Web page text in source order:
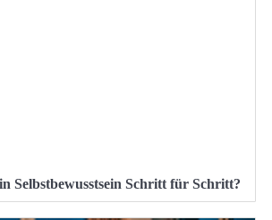
Selbstbewusstsein Schritt für Schritt?